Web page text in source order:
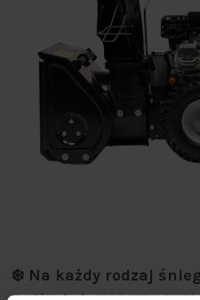
❄️ Na każdy rodzaj